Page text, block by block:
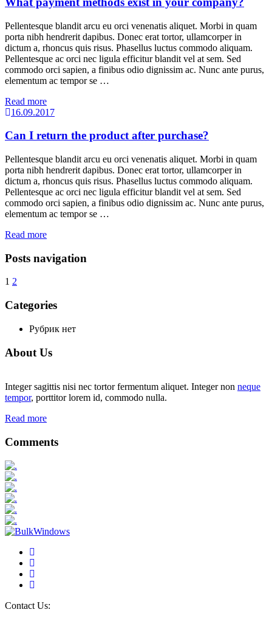
Pellentesque blandit arcu eu orci venenatis aliquet. Morbi in quam
porta nibh hendrerit dapibus. Donec erat tortor, ullamcorper in
dictum a, rhoncus quis risus. Phasellus luctus commodo aliquam.
Pellentesque ac orci nec ligula efficitur blandit vel at sem. Sed
commodo orci sapien, a finibus odio dignissim ac. Nunc ante purus,
elementum ac tempor se …
Read more
16.09.2017
Can I return the product after purchase?
Pellentesque blandit arcu eu orci venenatis aliquet. Morbi in quam
porta nibh hendrerit dapibus. Donec erat tortor, ullamcorper in
dictum a, rhoncus quis risus. Phasellus luctus commodo aliquam.
Pellentesque ac orci nec ligula efficitur blandit vel at sem. Sed
commodo orci sapien, a finibus odio dignissim ac. Nunc ante purus,
elementum ac tempor se …
Read more
Posts navigation
1 2
Categories
Рубрик нет
About Us
Integer sagittis nisi nec tortor fermentum aliquet. Integer non neque
tempor, porttitor lorem id, commodo nulla.
Read more
Comments
Contact Us: